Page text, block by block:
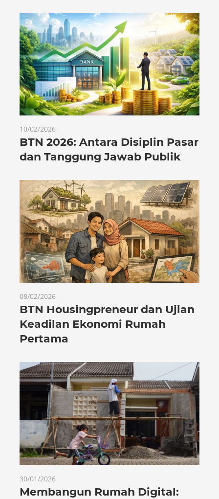
10/02/2026
BTN 2026: Antara Disiplin Pasar
dan Tanggung Jawab Publik
08/02/2026
BTN Housingpreneur dan Ujian
Keadilan Ekonomi Rumah
Pertama
30/01/2026
Membangun Rumah Digital: